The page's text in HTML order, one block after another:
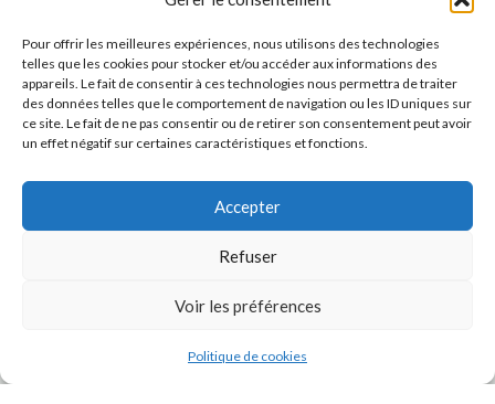
Pour offrir les meilleures expériences, nous utilisons des technologies
telles que les cookies pour stocker et/ou accéder aux informations des
appareils. Le fait de consentir à ces technologies nous permettra de traiter
des données telles que le comportement de navigation ou les ID uniques sur
ce site. Le fait de ne pas consentir ou de retirer son consentement peut avoir
un effet négatif sur certaines caractéristiques et fonctions.
Accepter
Refuser
Voir les préférences
Politique de cookies
Politique de confidentialité